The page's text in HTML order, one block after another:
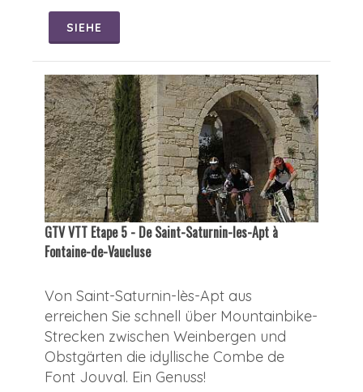
SIEHE
GTV VTT Etape 5 - De Saint-Saturnin-les-Apt à
Fontaine-de-Vaucluse
Von Saint-Saturnin-lès-Apt aus
erreichen Sie schnell über Mountainbike-
Strecken zwischen Weinbergen und
Obstgärten die idyllische Combe de
Font Jouval. Ein Genuss!